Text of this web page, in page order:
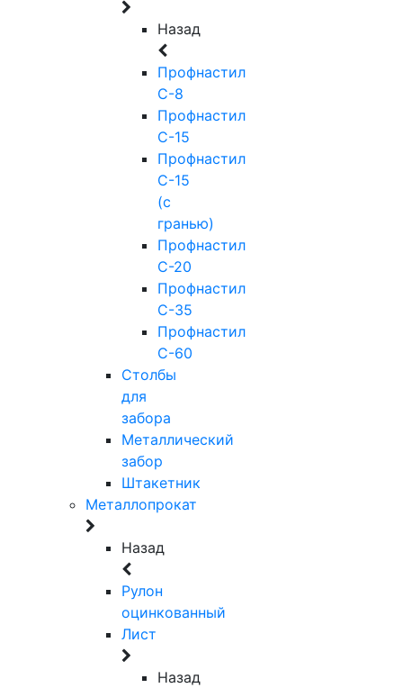
Назад
Профнастил
С-8
Профнастил
С-15
Профнастил
С-15
(с
гранью)
Профнастил
С-20
Профнастил
С-35
Профнастил
С-60
Столбы
для
забора
Металлический
забор
Штакетник
Металлопрокат
Назад
Рулон
оцинкованный
Лист
Назад